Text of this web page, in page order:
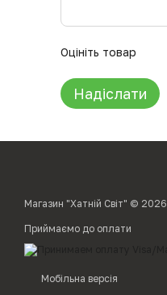
Оцініть товар
Надіслати
Магазин "Хатній Світ" © 2026
Приймаємо до оплати
Мобільна версія